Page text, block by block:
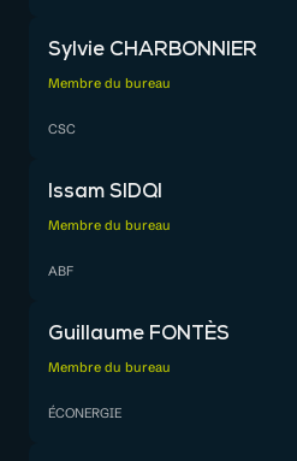
Sylvie CHARBONNIER
Membre du bureau
CSC
Issam SIDQI
Membre du bureau
ABF
Guillaume FONTÈS
Membre du bureau
ÉCONERGIE